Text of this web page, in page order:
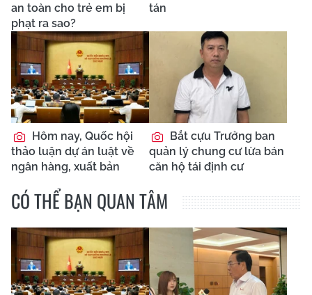
an toàn cho trẻ em bị
phạt ra sao?
tán
Hôm nay, Quốc hội
thảo luận dự án luật về
ngân hàng, xuất bản
Bắt cựu Trưởng ban
quản lý chung cư lừa bán
căn hộ tái định cư
CÓ THỂ BẠN QUAN TÂM